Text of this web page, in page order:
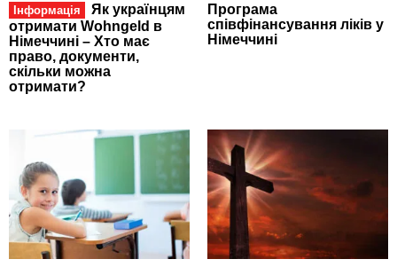
Інформація
Як українцям
отримати Wohngeld в
Німеччині – Хто має
право, документи,
скільки можна
отримати?
Програма
співфінансування ліків у
Німеччині